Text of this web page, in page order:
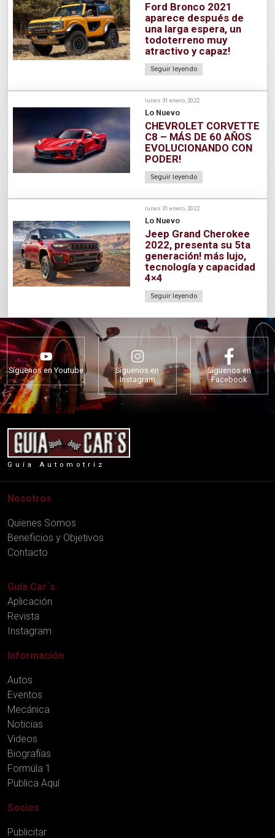
Ford Bronco 2021
aparece después de
una larga espera, un
todoterreno muy
atractivo y capaz!
Seguir leyendo
lunes 31 enero, 2022
Lo Nuevo
CHEVROLET CORVETTE
C8 – MÁS DE 60 AÑOS
EVOLUCIONANDO CON
PODER!
Seguir leyendo
lunes 31 enero, 2022
Lo Nuevo
Jeep Grand Cherokee
2022, presenta su 5ta
generación! más lujo,
tecnología y capacidad
4×4
Seguir leyendo
Síguenos en Youtube
Síguenos en
Instagram
Síguenos en
Facebook
Guía Automotríz
Nosotros
Quienes Somos
Beneficios y Objetivos
Contacto
Guía Car´s
Aplicación
Revista
Instagram
Información
Autos
Eventos
Mecánica
Noticias
Videos
Biografías
Formúla 1
Publica Aquí
Socios
Publicitar